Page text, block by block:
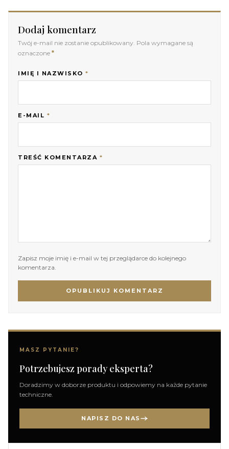
Dodaj komentarz
Twój e-mail nie zostanie opublikowany. Pola wymagane są
oznaczone *
IMIĘ I NAZWISKO *
E-MAIL *
TREŚĆ KOMENTARZA *
Zapisz moje imię i e-mail w tej przeglądarce do kolejnego
komentarza.
OPUBLIKUJ KOMENTARZ
MASZ PYTANIE?
Potrzebujesz porady eksperta?
Doradzimy w doborze produktu i odpowiemy na każde pytanie
techniczne.
NAPISZ DO NAS